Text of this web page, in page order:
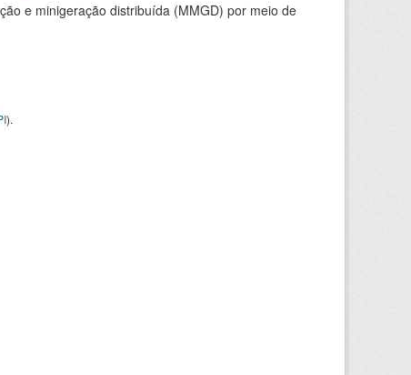
e minigeração distribuída (MMGD) por meio de
).